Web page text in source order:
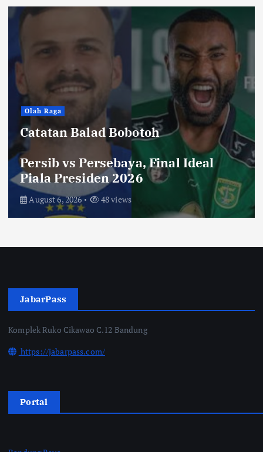
Hiburan
Toko Perlengkapan Mayat, Bisa
Laku dengan Syarat ini, Ngeri …!
Saksikan di Bioskop
August 3, 2026 67 views
JabarPass
Komplek Ruko Cikawao C.12 Bandung
https://jabarpass.com/
Portal